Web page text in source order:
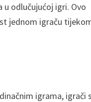
odlučujućoj igri. Ovo
jednom igraču
igrama, igrači